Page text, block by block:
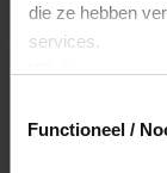
die ze hebben
services.
Klikhiervoor ons
Functioneel /
Ja, je mag